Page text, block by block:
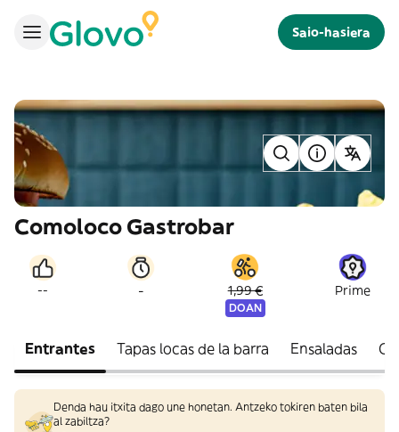
Saio-hasiera
Comoloco Gastrobar
-- - 1,99 €
DOAN
Prime
Entrantes Tapas locas de la barra Ensaladas
Denda hau itxita dago une honetan. Antzeko tokiren baten bila
al zabiltza?